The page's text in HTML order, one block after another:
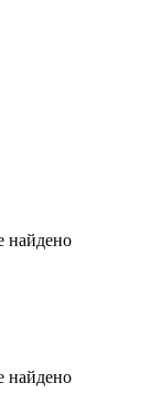
найдено
найдено